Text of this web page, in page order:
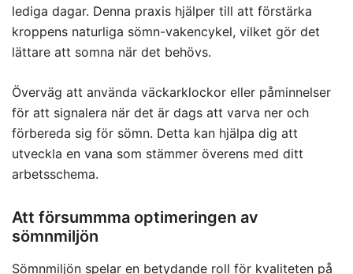
lediga dagar. Denna praxis hjälper till att förstärka
kroppens naturliga sömn-vakencykel, vilket gör det
lättare att somna när det behövs.
Överväg att använda väckarklockor eller påminnelser
för att signalera när det är dags att varva ner och
förbereda sig för sömn. Detta kan hjälpa dig att
utveckla en vana som stämmer överens med ditt
arbetsschema.
Att försummma optimeringen av
sömnmiljön
Sömnmiljön spelar en betydande roll för kvaliteten på